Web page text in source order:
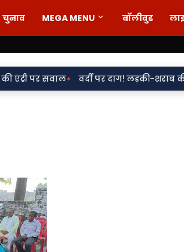
चुनाव MEGA MENU बॉलीवुड
• वर्दी पर दाग! लड़की-शराब की मांग और